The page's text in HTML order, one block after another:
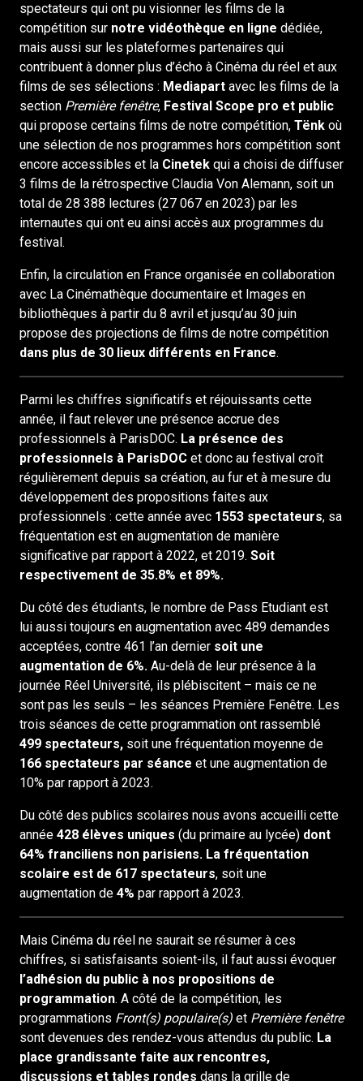
spectateurs qui ont pu visionner les films de la
compétition sur notre vidéothèque en ligne dédiée,
mais aussi sur les plateformes partenaires qui
contribuent à donner plus d’écho à Cinéma du réel et aux
films de ses sélections : Mediapart avec les films de la
section Première fenêtre, Festival Scope pro et public
qui propose certains films de notre compétition, Tënk où
une sélection de nos programmes hors compétition sont
encore accessibles et la Cinetek qui a choisi de diffuser
3 films de la rétrospective Claudia Von Alemann, soit un
total de 28 388 lectures (27 067 en 2023) par les
internautes qui ont eu ainsi accès aux programmes du
festival.
Enfin, la circulation en France organisée en collaboration
avec La Cinémathèque documentaire et Images en
bibliothèques à partir du 8 avril et jusqu’au 30 juin
propose des projections de films de notre compétition
dans plus de 30 lieux différents en France.
Parmi les chiffres significatifs et réjouissants cette
année, il faut relever une présence accrue des
professionnels à ParisDOC. La présence des
professionnels à ParisDOC et donc au festival croît
régulièrement depuis sa création, au fur et à mesure du
développement des propositions faites aux
professionnels : cette année avec 1553 spectateurs, sa
fréquentation est en augmentation de manière
significative par rapport à 2022, et 2019. Soit
respectivement de 35.8% et 89%.
Du côté des étudiants, le nombre de Pass Etudiant est
lui aussi toujours en augmentation avec 489 demandes
acceptées, contre 461 l’an dernier soit une
augmentation de 6%. Au-delà de leur présence à la
journée Réel Université, ils plébiscitent – mais ce ne
sont pas les seuls – les séances Première Fenêtre. Les
trois séances de cette programmation ont rassemblé
499 spectateurs, soit une fréquentation moyenne de
166 spectateurs par séance et une augmentation de
10% par rapport à 2023.
Du côté des publics scolaires nous avons accueilli cette
année 428 élèves uniques (du primaire au lycée) dont
64% franciliens non parisiens. La fréquentation
scolaire est de 617 spectateurs, soit une
augmentation de 4% par rapport à 2023.
Mais Cinéma du réel ne saurait se résumer à ces
chiffres, si satisfaisants soient-ils, il faut aussi évoquer
l’adhésion du public à nos propositions de
programmation. A côté de la compétition, les
programmations Front(s) populaire(s) et Première fenêtre
sont devenues des rendez-vous attendus du public. La
place grandissante faite aux rencontres,
discussions et tables rondes dans la grille de